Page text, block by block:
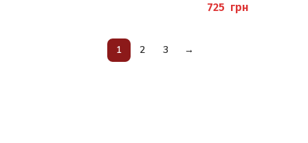
грн
1 2 3 →